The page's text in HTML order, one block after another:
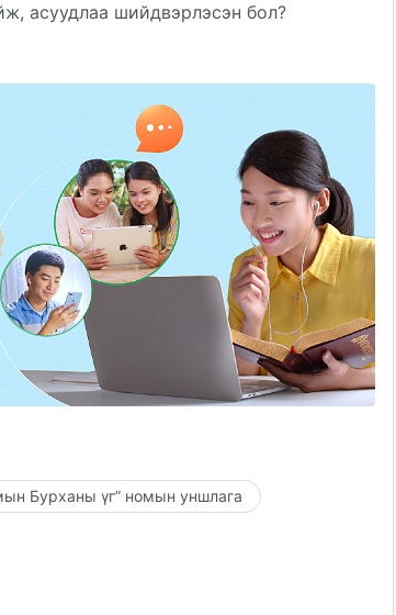
асуудлаа шийдвэрлэсэн бол?
Бурханы үг” номын уншлага